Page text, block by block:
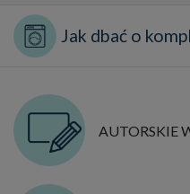
AUTORSKIE